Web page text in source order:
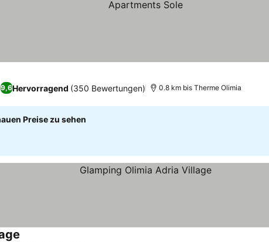
9,6Hervorragend (350 Bewertungen) 0.8 km bis Therme Olimia
Preise zu sehen